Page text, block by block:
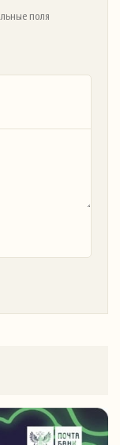
поля